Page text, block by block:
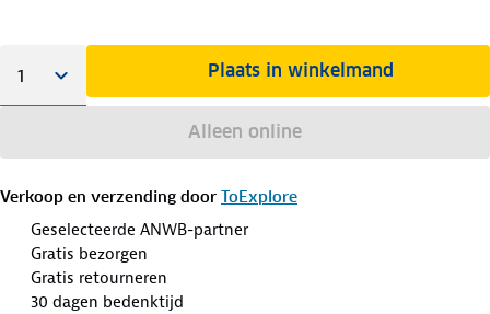
Plaats in winkelmand
Alleen online
Verkoop en verzending door ToExplore
Geselecteerde ANWB-partner
Gratis bezorgen
Gratis retourneren
30 dagen bedenktijd